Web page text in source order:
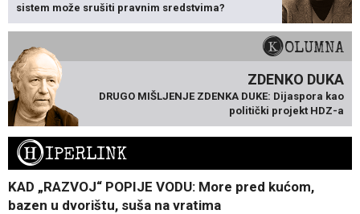
sistem može srušiti pravnim sredstvima?
KOLUMNA
ZDENKO DUKA
DRUGO MIŠLJENJE ZDENKA DUKE: Dijaspora kao
politički projekt HDZ-a
HIPERLINK
KAD „RAZVOJ“ POPIJE VODU: More pred kućom,
bazen u dvorištu, suša na vratima